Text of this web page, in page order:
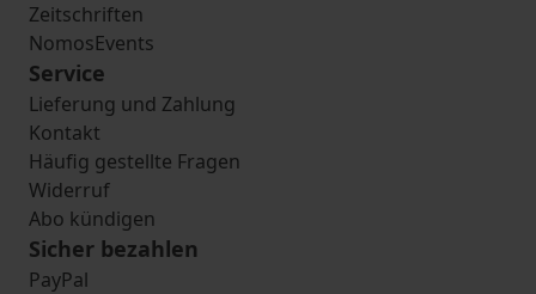
Zeitschriften
NomosEvents
Service
Lieferung und Zahlung
Kontakt
Häufig gestellte Fragen
Widerruf
Abo kündigen
Sicher bezahlen
PayPal